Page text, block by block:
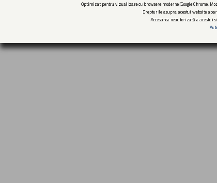
Optimizat pentru vizualizare cu browsere moderne (Google Chrome,
Drepturile asupra acestui website
Accesarea neautorizată a acestui